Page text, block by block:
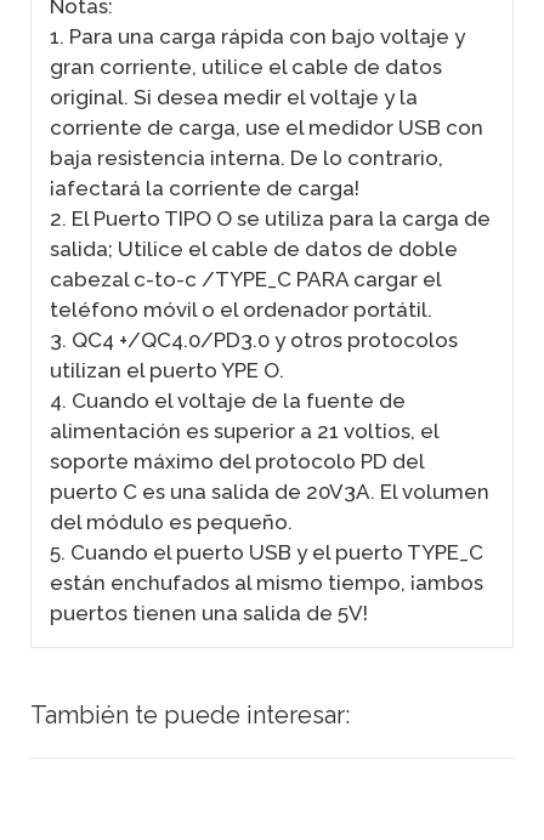
Notas:
1. Para una carga rápida con bajo voltaje y
gran corriente, utilice el cable de datos
original. Si desea medir el voltaje y la
corriente de carga, use el medidor USB con
baja resistencia interna. De lo contrario,
¡afectará la corriente de carga!
2. El Puerto TIPO O se utiliza para la carga de
salida; Utilice el cable de datos de doble
cabezal c-to-c /TYPE_C PARA cargar el
teléfono móvil o el ordenador portátil.
3. QC4 +/QC4.0/PD3.0 y otros protocolos
utilizan el puerto YPE O.
4. Cuando el voltaje de la fuente de
alimentación es superior a 21 voltios, el
soporte máximo del protocolo PD del
puerto C es una salida de 20V3A. El volumen
del módulo es pequeño.
5. Cuando el puerto USB y el puerto TYPE_C
están enchufados al mismo tiempo, ¡ambos
puertos tienen una salida de 5V!
También te puede interesar: